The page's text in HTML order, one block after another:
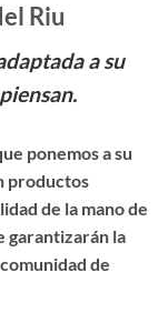
Riu
a su
ponemos a su
productos
de la mano de
garantizarán la
de